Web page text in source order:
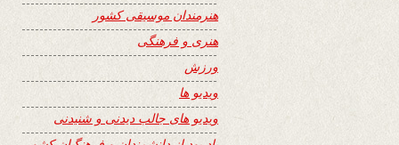
هنرمندان موسیقی کشور
هنری و فرهنگی
ورزش
ویدیو ها
ویدیو های جالب دیدنی و شنیدنی